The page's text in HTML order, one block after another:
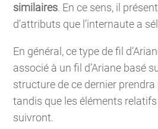
similaires. En ce sens, il
d’attributs que l’internaute a
En général, ce type de fil
associé à un fil d’Ariane basé
structure de ce dernier
tandis que les éléments
suivront.